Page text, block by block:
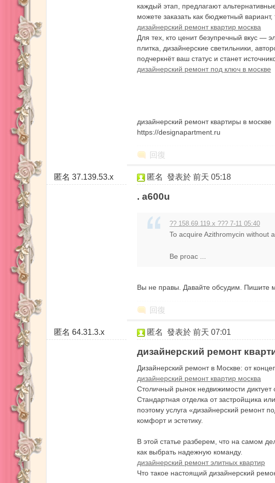
服
каждый этап, предлагают
можете заказать как бюджетный
дизайнерский ремонт квартир москва
Для тех, кто ценит безупречный вкус —
плитка, дизайнерские светильники,
подчеркнёт ваш статус и станет
дизайнерский ремонт под ключ в москве
дизайнерский ремонт квартиры в москве
https://designapartment.ru
回復
匿名 37.139.53.x 匿名 發表於 前天 05:18
. a600u
?? 158.69.119.x ??? 7-11 05:40
To acquire Azithromycin without
Be proac ...
Вы не правы. Давайте обсудим. Пишите
回復
匿名 64.31.3.x 匿名 發表於 前天 07:01
дизайнерский ремонт
Дизайнерский ремонт в Москве: от
дизайнерский ремонт квартир москва
Столичный рынок недвижимости
Стандартная отделка от застройщика
поэтому услуга «дизайнерский ремонт
комфорт и эстетику.
В этой статье разберем, что на самом
как выбрать надежную команду.
дизайнерский ремонт элитных квартир
Что такое настоящий дизайнерский